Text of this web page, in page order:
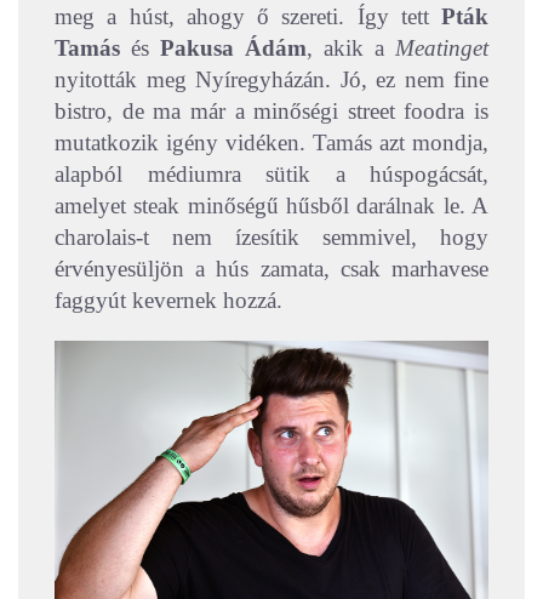
meg a húst, ahogy ő szereti. Így tett Pták
Tamás és Pakusa Ádám, akik a Meatinget
nyitották meg Nyíregyházán. Jó, ez nem fine
bistro, de ma már a minőségi street foodra is
mutatkozik igény vidéken. Tamás azt mondja,
alapból médiumra sütik a húspogácsát,
amelyet steak minőségű hűsből darálnak le. A
charolais-t nem ízesítik semmivel, hogy
érvényesüljön a hús zamata, csak marhavese
faggyút kevernek hozzá.